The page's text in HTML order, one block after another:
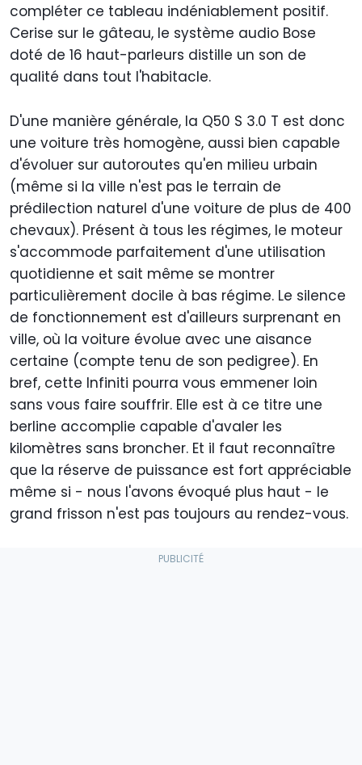
compléter ce tableau indéniablement positif.
Cerise sur le gâteau, le système audio Bose
doté de 16 haut-parleurs distille un son de
qualité dans tout l'habitacle.
D'une manière générale, la Q50 S 3.0 T est donc
une voiture très homogène, aussi bien capable
d'évoluer sur autoroutes qu'en milieu urbain
(même si la ville n'est pas le terrain de
prédilection naturel d'une voiture de plus de 400
chevaux). Présent à tous les régimes, le moteur
s'accommode parfaitement d'une utilisation
quotidienne et sait même se montrer
particulièrement docile à bas régime. Le silence
de fonctionnement est d'ailleurs surprenant en
ville, où la voiture évolue avec une aisance
certaine (compte tenu de son pedigree). En
bref, cette Infiniti pourra vous emmener loin
sans vous faire souffrir. Elle est à ce titre une
berline accomplie capable d'avaler les
kilomètres sans broncher. Et il faut reconnaître
que la réserve de puissance est fort appréciable
même si - nous l'avons évoqué plus haut - le
grand frisson n'est pas toujours au rendez-vous.